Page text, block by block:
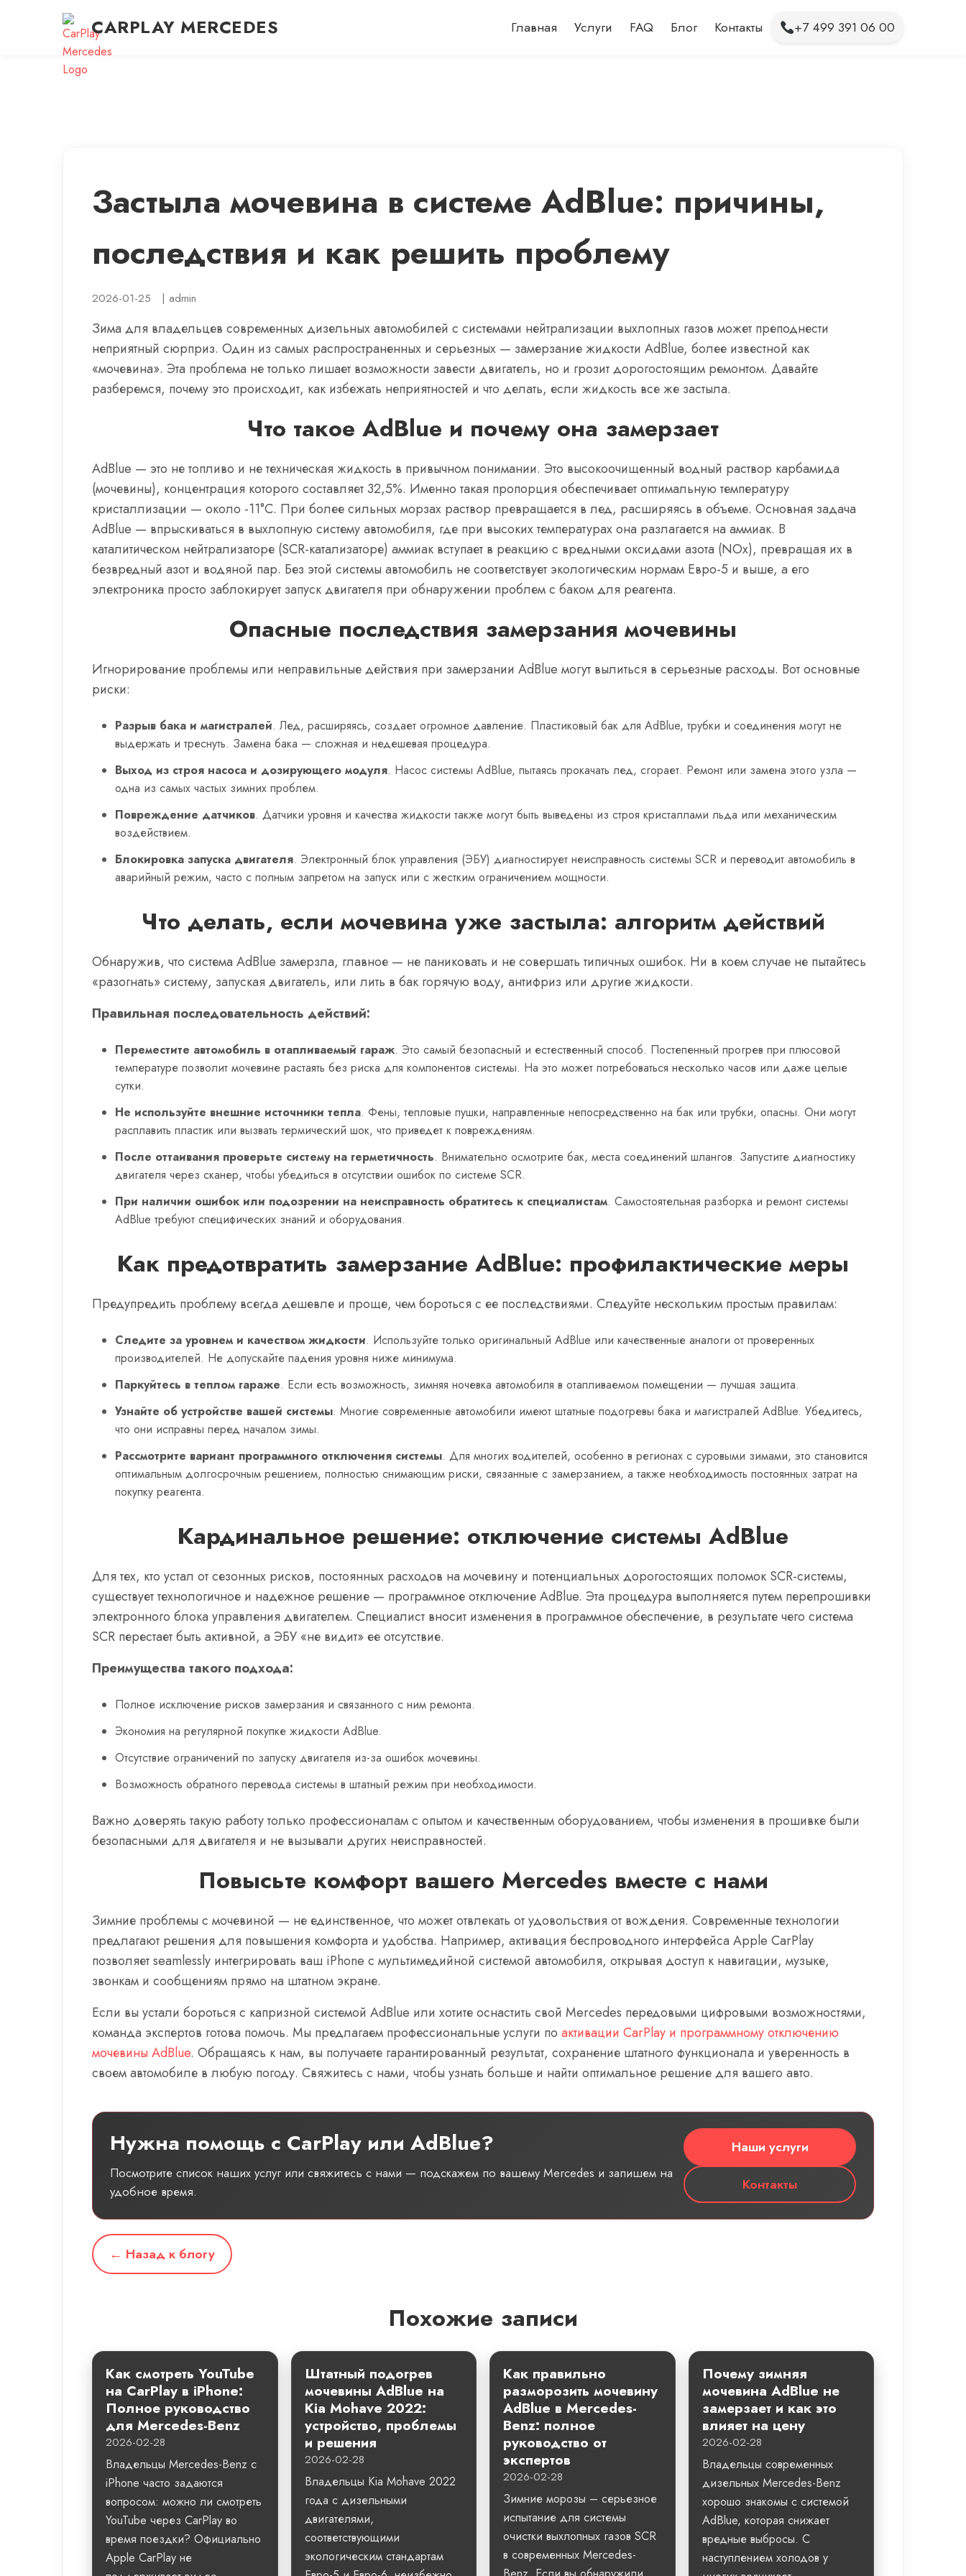
CARPLAY MERCEDES Главная Услуги FAQ Блог Контакты +7 499 391 06 00
Застыла мочевина в системе AdBlue: причины,
последствия и как решить проблему
2026-01-25 | admin
Зима для владельцев современных дизельных автомобилей с системами нейтрализации выхлопных газов может преподнести
неприятный сюрприз. Один из самых распространенных и серьезных — замерзание жидкости AdBlue, более известной как
«мочевина». Эта проблема не только лишает возможности завести двигатель, но и грозит дорогостоящим ремонтом. Давайте
разберемся, почему это происходит, как избежать неприятностей и что делать, если жидкость все же застыла.
Что такое AdBlue и почему она замерзает
AdBlue — это не топливо и не техническая жидкость в привычном понимании. Это высокоочищенный водный раствор карбамида
(мочевины), концентрация которого составляет 32,5%. Именно такая пропорция обеспечивает оптимальную температуру
кристаллизации — около -11°C. При более сильных морзах раствор превращается в лед, расширяясь в объеме. Основная задача
AdBlue — впрыскиваться в выхлопную систему автомобиля, где при высоких температурах она разлагается на аммиак. В
каталитическом нейтрализаторе (SCR-катализаторе) аммиак вступает в реакцию с вредными оксидами азота (NOx), превращая их в
безвредный азот и водяной пар. Без этой системы автомобиль не соответствует экологическим нормам Евро-5 и выше, а его
электроника просто заблокирует запуск двигателя при обнаружении проблем с баком для реагента.
Опасные последствия замерзания мочевины
Игнорирование проблемы или неправильные действия при замерзании AdBlue могут вылиться в серьезные расходы. Вот основные
риски:
Разрыв бака и магистралей. Лед, расширяясь, создает огромное давление. Пластиковый бак для AdBlue, трубки и соединения могут не
выдержать и треснуть. Замена бака — сложная и недешевая процедура.
Выход из строя насоса и дозирующего модуля. Насос системы AdBlue, пытаясь прокачать лед, сгорает. Ремонт или замена этого узла —
одна из самых частых зимних проблем.
Повреждение датчиков. Датчики уровня и качества жидкости также могут быть выведены из строя кристаллами льда или механическим
воздействием.
Блокировка запуска двигателя. Электронный блок управления (ЭБУ) диагностирует неисправность системы SCR и переводит автомобиль в
аварийный режим, часто с полным запретом на запуск или с жестким ограничением мощности.
Что делать, если мочевина уже застыла: алгоритм действий
Обнаружив, что система AdBlue замерзла, главное — не паниковать и не совершать типичных ошибок. Ни в коем случае не пытайтесь
«разогнать» систему, запуская двигатель, или лить в бак горячую воду, антифриз или другие жидкости.
Правильная последовательность действий:
Переместите автомобиль в отапливаемый гараж. Это самый безопасный и естественный способ. Постепенный прогрев при плюсовой
температуре позволит мочевине растаять без риска для компонентов системы. На это может потребоваться несколько часов или даже целые
сутки.
Не используйте внешние источники тепла. Фены, тепловые пушки, направленные непосредственно на бак или трубки, опасны. Они могут
расплавить пластик или вызвать термический шок, что приведет к повреждениям.
После оттаивания проверьте систему на герметичность. Внимательно осмотрите бак, места соединений шлангов. Запустите диагностику
двигателя через сканер, чтобы убедиться в отсутствии ошибок по системе SCR.
При наличии ошибок или подозрении на неисправность обратитесь к специалистам. Самостоятельная разборка и ремонт системы
AdBlue требуют специфических знаний и оборудования.
Как предотвратить замерзание AdBlue: профилактические меры
Предупредить проблему всегда дешевле и проще, чем бороться с ее последствиями. Следуйте нескольким простым правилам:
Следите за уровнем и качеством жидкости. Используйте только оригинальный AdBlue или качественные аналоги от проверенных
производителей. Не допускайте падения уровня ниже минимума.
Паркуйтесь в теплом гараже. Если есть возможность, зимняя ночевка автомобиля в отапливаемом помещении — лучшая защита.
Узнайте об устройстве вашей системы. Многие современные автомобили имеют штатные подогревы бака и магистралей AdBlue. Убедитесь,
что они исправны перед началом зимы.
Рассмотрите вариант программного отключения системы. Для многих водителей, особенно в регионах с суровыми зимами, это становится
оптимальным долгосрочным решением, полностью снимающим риски, связанные с замерзанием, а также необходимость постоянных затрат на
покупку реагента.
Кардинальное решение: отключение системы AdBlue
Для тех, кто устал от сезонных рисков, постоянных расходов на мочевину и потенциальных дорогостоящих поломок SCR-системы,
существует технологичное и надежное решение — программное отключение AdBlue. Эта процедура выполняется путем перепрошивки
электронного блока управления двигателем. Специалист вносит изменения в программное обеспечение, в результате чего система
SCR перестает быть активной, а ЭБУ «не видит» ее отсутствие.
Преимущества такого подхода:
Полное исключение рисков замерзания и связанного с ним ремонта.
Экономия на регулярной покупке жидкости AdBlue.
Отсутствие ограничений по запуску двигателя из-за ошибок мочевины.
Возможность обратного перевода системы в штатный режим при необходимости.
Важно доверять такую работу только профессионалам с опытом и качественным оборудованием, чтобы изменения в прошивке были
безопасными для двигателя и не вызывали других неисправностей.
Повысьте комфорт вашего Mercedes вместе с нами
Зимние проблемы с мочевиной — не единственное, что может отвлекать от удовольствия от вождения. Современные технологии
предлагают решения для повышения комфорта и удобства. Например, активация беспроводного интерфейса Apple CarPlay
позволяет seamlessly интегрировать ваш iPhone с мультимедийной системой автомобиля, открывая доступ к навигации, музыке,
звонкам и сообщениям прямо на штатном экране.
Если вы устали бороться с капризной системой AdBlue или хотите оснастить свой Mercedes передовыми цифровыми возможностями,
команда экспертов готова помочь. Мы предлагаем профессиональные услуги по активации CarPlay и программному отключению
мочевины AdBlue. Обращаясь к нам, вы получаете гарантированный результат, сохранение штатного функционала и уверенность в
своем автомобиле в любую погоду. Свяжитесь с нами, чтобы узнать больше и найти оптимальное решение для вашего авто.
Нужна помощь с CarPlay или AdBlue?
Посмотрите список наших услуг или свяжитесь с нами — подскажем по вашему Mercedes и запишем на
удобное время.
Наши услуги
Контакты
← Назад к блогу
Похожие записи
Как смотреть YouTube
на CarPlay в iPhone:
Полное руководство
для Mercedes-Benz
2026-02-28
Владельцы Mercedes-Benz с
iPhone часто задаются
вопросом: можно ли смотреть
YouTube через CarPlay во
время поездки? Официально
Apple CarPlay не
Штатный подогрев
мочевины AdBlue на
Kia Mohave 2022:
устройство, проблемы
и решения
2026-02-28
Владельцы Kia Mohave 2022
года с дизельными
двигателями,
соответствующими
экологическим стандартам
Как правильно
разморозить мочевину
AdBlue в Mercedes-
Benz: полное
руководство от
экспертов
2026-02-28
Зимние морозы – серьезное
испытание для системы
очистки выхлопных газов SCR
в современных Mercedes-
Почему зимняя
мочевина AdBlue не
замерзает и как это
влияет на цену
2026-02-28
Владельцы современных
дизельных Mercedes-Benz
хорошо знакомы с системой
AdBlue, которая снижает
вредные выбросы. С
наступлением холодов у